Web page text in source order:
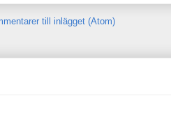
till inlägget (Atom)